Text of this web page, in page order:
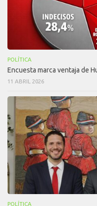
POLÍTICA
Encuesta marca ventaja de
11 ABRIL 2026
POLÍTICA